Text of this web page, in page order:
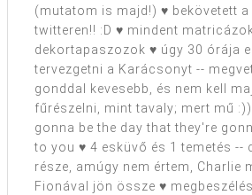
(mutatom is majd!) ♥ bekövetett
twitteren!! :D ♥ mindent
dekortapaszozok ♥ úgy 30 órája
tervezgetni a Karácsonyt --
gonddal kevesebb, és nem kell
fűrészelni, mint tavaly; mert mű
gonna be the day that they're
to you ♥ 4 esküvő és 1 temetés --
része, amúgy nem értem, Charlie
Fionával jön össze ♥